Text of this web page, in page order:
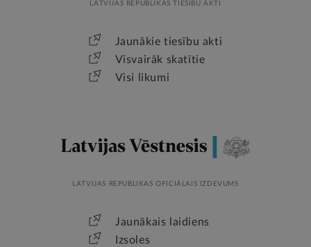
LATVIJAS REPUBLIKAS TIESĪBU AKTI
Jaunākie tiesību akti
Visvairāk skatītie
Visi likumi
LATVIJAS REPUBLIKAS OFICIĀLAIS IZDEVUMS
Jaunākais laidiens
Izsoles